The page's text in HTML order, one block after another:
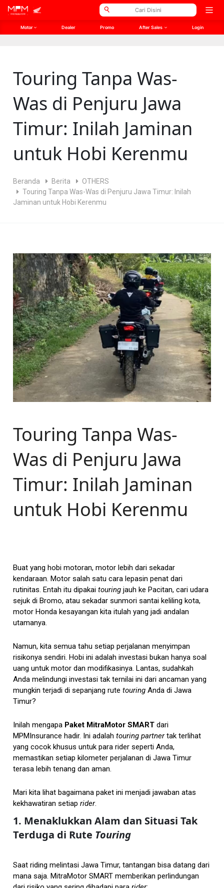
// Open Graph Meta // Twitter Meta
Open
Motor Dealer Promo After Sales Login
Touring Tanpa Was-
Was di Penjuru Jawa
Timur: Inilah Jaminan
untuk Hobi Kerenmu
Beranda Berita
OTHERS
Touring Tanpa Was-Was di Penjuru Jawa Timur: Inilah
Jaminan untuk Hobi Kerenmu
Touring Tanpa Was-
Was di Penjuru Jawa
Timur: Inilah Jaminan
untuk Hobi Kerenmu
Buat yang hobi motoran, motor lebih dari sekadar
kendaraan. Motor salah satu cara lepasin penat dari
rutinitas. Entah itu dipakaitouringjauh ke Pacitan, cari udara
sejuk di Bromo, atau sekadar sunmori santai keliling kota,
motor Honda kesayangan kita itulah yang jadi andalan
utamanya.
Namun, kita semua tahu setiap perjalanan menyimpan
risikonya sendiri. Hobi ini adalah investasi bukan hanya soal
uang untuk motor dan modifikasinya. Lantas, sudahkah
Anda melindungi investasi tak ternilai ini dari ancaman yang
mungkin terjadi di sepanjang rutetouringAnda di Jawa
Timur?
Inilah mengapa Paket MitraMotor SMART dari
MPMInsurance hadir. Ini adalahtouring partnertak terlihat
yang cocok khusus untuk para rider seperti Anda,
memastikan setiap kilometer perjalanan di Jawa Timur
terasa lebih tenang dan aman.
Mari kita lihat bagaimana paket ini menjadi jawaban atas
kekhawatiran setiaprider.
1. Menaklukkan Alam dan Situasi Tak
Terduga di Rute Touring
Saat riding melintasi Jawa Timur, tantangan bisa datang dari
mana saja. MitraMotor SMART memberikan perlindungan